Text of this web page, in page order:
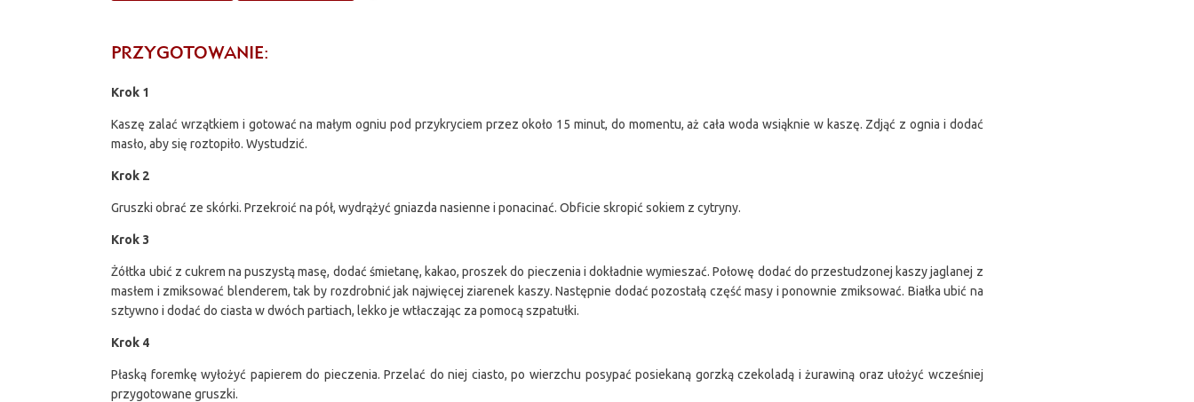
PRZYGOTOWANIE:
Krok 1
Kaszę zalać wrzątkiem i gotować na małym ogniu pod przykryciem przez około 15 minut, do momentu, aż cała woda wsiąknie w kaszę. Zdjąć z ognia i dodać
masło, aby się roztopiło. Wystudzić.
Krok 2
Gruszki obrać ze skórki. Przekroić na pół, wydrążyć gniazda nasienne i ponacinać. Obficie skropić sokiem z cytryny.
Krok 3
Żółtka ubić z cukrem na puszystą masę, dodać śmietanę, kakao, proszek do pieczenia i dokładnie wymieszać. Połowę dodać do przestudzonej kaszy jaglanej z
masłem i zmiksować blenderem, tak by rozdrobnić jak najwięcej ziarenek kaszy. Następnie dodać pozostałą część masy i ponownie zmiksować. Białka ubić na
sztywno i dodać do ciasta w dwóch partiach, lekko je wtłaczając za pomocą szpatułki.
Krok 4
Płaską foremkę wyłożyć papierem do pieczenia. Przelać do niej ciasto, po wierzchu posypać posiekaną gorzką czekoladą i żurawiną oraz ułożyć wcześniej
przygotowane gruszki.